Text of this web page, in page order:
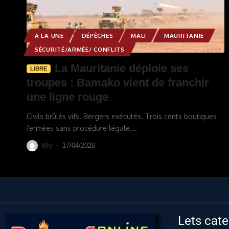
A LA UNE DÉPÊCHES MALI
MAURITANIE
SÉCURITÉ/ARMÉE/ CONFLITS
LIBRE
La Mauritanie déploie ses
troupes : Bamako vient de franchir
une ligne rouge
Civils brûlés vifs. Bergers exécutés. Trois cents boutiques
fermées sans procédure légale.…
Mly 17/04/2026
Lets